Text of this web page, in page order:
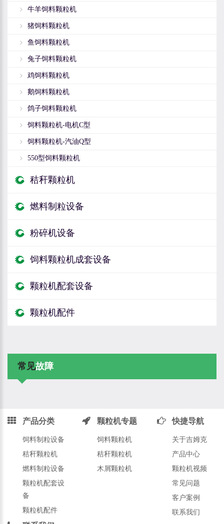
牛羊饲料颗粒机
猪饲料颗粒机
鱼饲料颗粒机
兔子饲料颗粒机
鸡饲料颗粒机
鹅饲料颗粒机
鸽子饲料颗粒机
饲料颗粒机-电机C型
饲料颗粒机-汽油Q型
550型饲料颗粒机
秸秆颗粒机
燃料制粒设备
粉碎机设备
饲料颗粒机成套设备
颗粒机配套设备
颗粒机配件
常见故障
产品分类
饲料制粒设备
秸秆颗粒机
燃料制粒设备
颗粒机配套设
备
颗粒机配件
颗粒机专题
饲料颗粒机
秸秆颗粒机
木屑颗粒机
快捷导航
关于吉姆克
产品中心
颗粒机视频
常见问题
客户案例
联系我们